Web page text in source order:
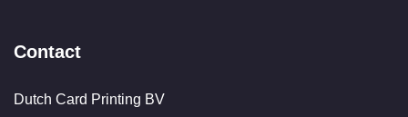
Contact
Dutch Card Printing BV